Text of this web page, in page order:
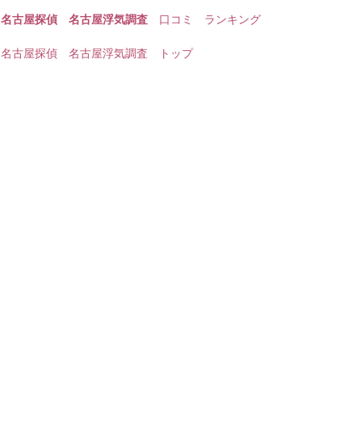
名古屋探偵 名古屋浮気調査 口コミ ランキング
名古屋探偵 名古屋浮気調査 トップ